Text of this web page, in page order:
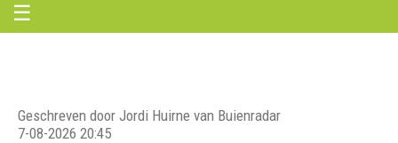
☰
Geschreven door Jordi Huirne van Buienradar
7-08-2026 20:45